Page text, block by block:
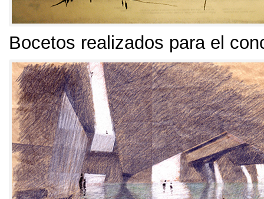
Bocetos realizados para el